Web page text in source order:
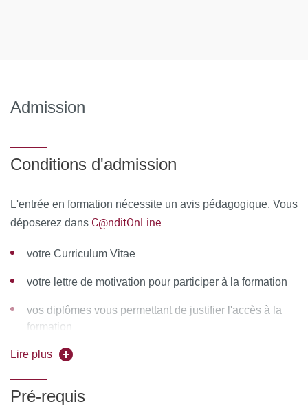
Admission
Conditions d'admission
L'entrée en formation nécessite un avis pédagogique. Vous
déposerez dans C@nditOnLine
votre Curriculum Vitae
votre lettre de motivation pour participer à la formation
vos diplômes vous permettant de justifier l'accès à la
formation
Lire plus
Pré-requis